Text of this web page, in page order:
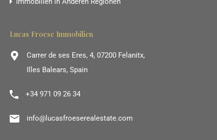
Lucas Froese Immobilien
Carrer de ses Eres, 4, 07200 Felanitx,
Illes Balears, Spain
+34 971 09 26 34
info@lucasfroeserealestate.com